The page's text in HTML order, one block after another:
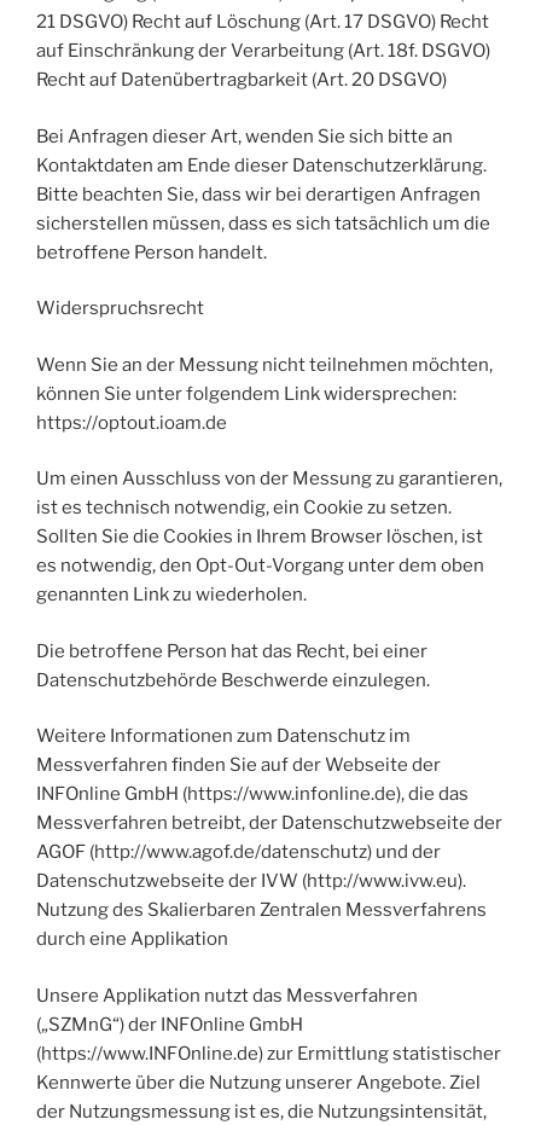
21 DSGVO) Recht auf Löschung (Art. 17 DSGVO) Recht
auf Einschränkung der Verarbeitung (Art. 18f. DSGVO)
Recht auf Datenübertragbarkeit (Art. 20 DSGVO)
Bei Anfragen dieser Art, wenden Sie sich bitte an
Kontaktdaten am Ende dieser Datenschutzerklärung.
Bitte beachten Sie, dass wir bei derartigen Anfragen
sicherstellen müssen, dass es sich tatsächlich um die
betroffene Person handelt.
Widerspruchsrecht
Wenn Sie an der Messung nicht teilnehmen möchten,
können Sie unter folgendem Link widersprechen:
https://optout.ioam.de
Um einen Ausschluss von der Messung zu garantieren,
ist es technisch notwendig, ein Cookie zu setzen.
Sollten Sie die Cookies in Ihrem Browser löschen, ist
es notwendig, den Opt-Out-Vorgang unter dem oben
genannten Link zu wiederholen.
Die betroffene Person hat das Recht, bei einer
Datenschutzbehörde Beschwerde einzulegen.
Weitere Informationen zum Datenschutz im
Messverfahren finden Sie auf der Webseite der
INFOnline GmbH (https://www.infonline.de), die das
Messverfahren betreibt, der Datenschutzwebseite der
AGOF (http://www.agof.de/datenschutz) und der
Datenschutzwebseite der IVW (http://www.ivw.eu).
Nutzung des Skalierbaren Zentralen Messverfahrens
durch eine Applikation
Unsere Applikation nutzt das Messverfahren
(„SZMnG“) der INFOnline GmbH
(https://www.INFOnline.de) zur Ermittlung statistischer
Kennwerte über die Nutzung unserer Angebote. Ziel
der Nutzungsmessung ist es, die Nutzungsintensität,